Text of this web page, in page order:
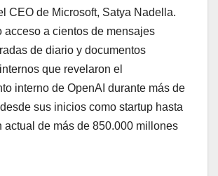
CEO de Microsoft, Satya Nadella.
acceso a cientos de mensajes
de diario y documentos
que revelaron el
interno de OpenAI durante más de
sus inicios como startup hasta
actual de más de 850.000 millones